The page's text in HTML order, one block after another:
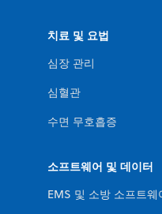
치료 및 요법
심장 관리
심혈관
수면 무호흡증
소프트웨어 및 데이터
EMS 및 소방 소프트웨